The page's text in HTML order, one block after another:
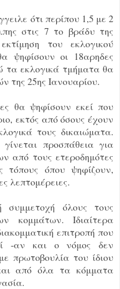
ότι περίπου 1,5 με 2
στις 7 το βράδυ της
του εκλογικού
ψηφίσουν οι 18αρηδες
τα εκλογικά τμήματα θα
της 25ης Ιανουαρίου.
θα ψηφίσουν εκεί που
εκτός από όσους έχουν
τους δικαιώματα.
προσπάθεια για
από τους ετεροδημότες
τόπους όπου ψηφίζουν,
λεπτομέρειες.
όλους τους
κομμάτων. Ιδιαίτερα
επιτροπή που
-αν και ο νόμος δεν
πρωτοβουλία του ίδιου
από όλα τα κόμματα